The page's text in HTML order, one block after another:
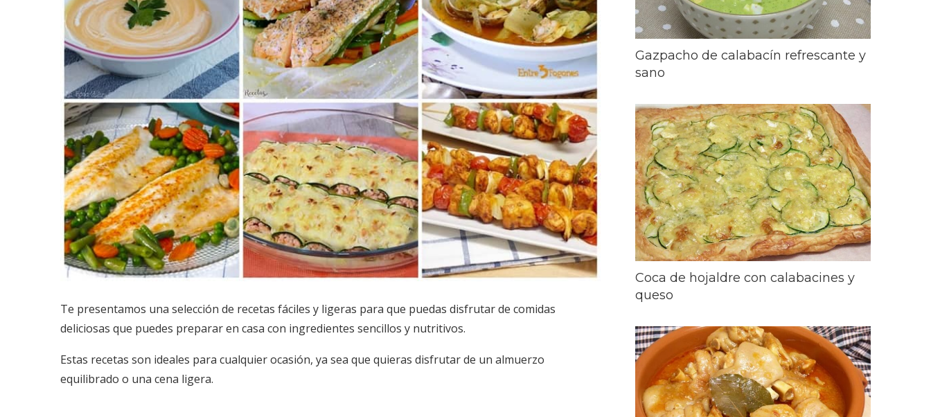
Te presentamos una selección de recetas fáciles y ligeras para que puedas disfrutar de comidas
deliciosas que puedes preparar en casa con ingredientes sencillos y nutritivos.
Estas recetas son ideales para cualquier ocasión, ya sea que quieras disfrutar de un almuerzo
equilibrado o una cena ligera.
Gazpacho de calabacín refrescante y
sano
Coca de hojaldre con calabacines y
queso